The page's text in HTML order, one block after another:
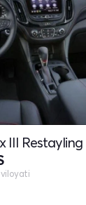
III Restayling